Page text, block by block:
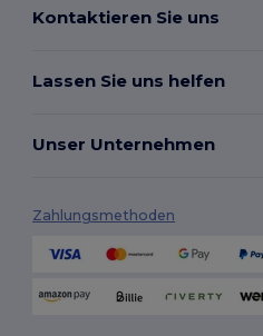
Kontaktieren Sie uns
Lassen Sie uns helfen
Unser Unternehmen
Zahlungsmethoden